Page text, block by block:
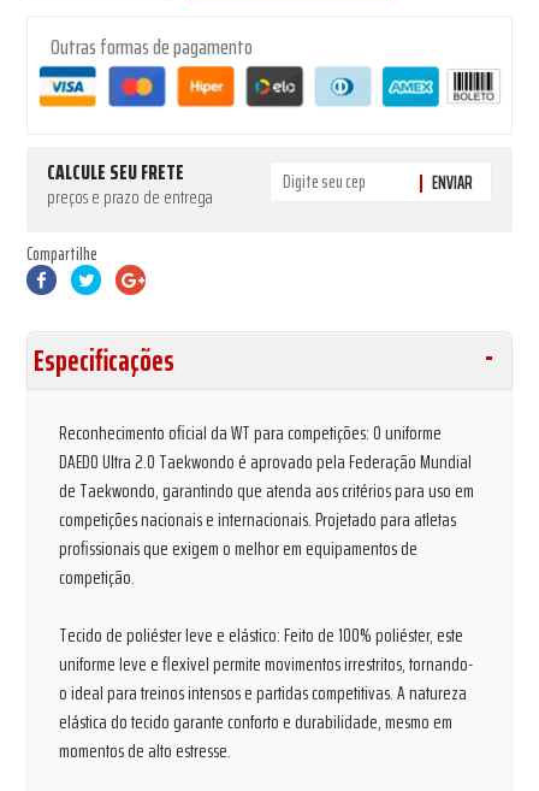
Outras formas de pagamento
CALCULE SEU FRETE
preços e prazo de entrega ENVIAR
Compartilhe
Especificações
Reconhecimento oficial da WT para competições: O uniforme
DAEDO Ultra 2.0 Taekwondo é aprovado pela Federação Mundial
de Taekwondo, garantindo que atenda aos critérios para uso em
competições nacionais e internacionais. Projetado para atletas
profissionais que exigem o melhor em equipamentos de
competição.
Tecido de poliéster leve e elástico: Feito de 100% poliéster, este
uniforme leve e flexível permite movimentos irrestritos, tornando-
o ideal para treinos intensos e partidas competitivas. A natureza
elástica do tecido garante conforto e durabilidade, mesmo em
momentos de alto estresse.